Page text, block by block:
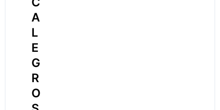
A
L
E
G
R
O